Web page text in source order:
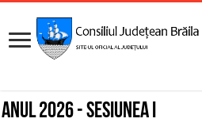
Anul 2026 - Sesiunea I